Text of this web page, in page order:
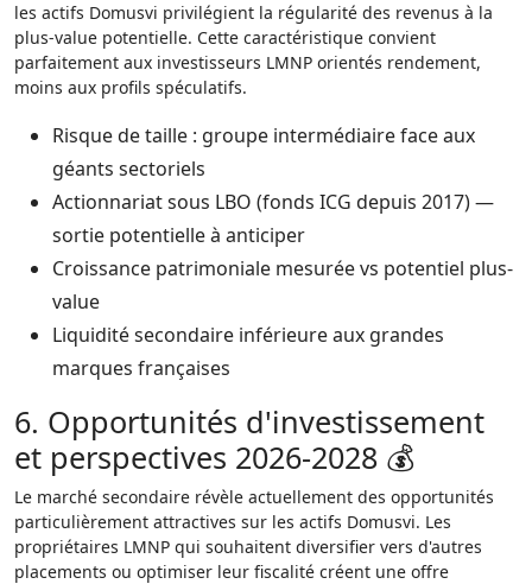
les actifs Domusvi privilégient la régularité des revenus à la
plus-value potentielle. Cette caractéristique convient
parfaitement aux investisseurs LMNP orientés rendement,
moins aux profils spéculatifs.
Risque de taille : groupe intermédiaire face aux
géants sectoriels
Actionnariat sous LBO (fonds ICG depuis 2017) —
sortie potentielle à anticiper
Croissance patrimoniale mesurée vs potentiel plus-
value
Liquidité secondaire inférieure aux grandes
marques françaises
6. Opportunités d'investissement
et perspectives 2026-2028 💰
Le marché secondaire révèle actuellement des opportunités
particulièrement attractives sur les actifs Domusvi. Les
propriétaires LMNP qui souhaitent diversifier vers d'autres
placements ou optimiser leur fiscalité créent une offre